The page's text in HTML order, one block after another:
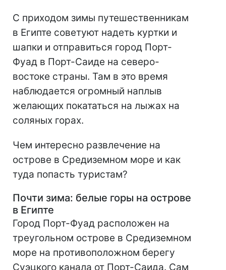
С приходом зимы путешественникам
в Египте советуют надеть куртки и
шапки и отправиться город Порт-
Фуад в Порт-Саиде на северо-
востоке страны. Там в это время
наблюдается огромный наплыв
желающих покататься на лыжах на
соляных горах.
Чем интересно развлечение на
острове в Средиземном море и как
туда попасть туристам?
Почти зима: белые горы на острове
в Египте
Город Порт-Фуад расположен на
треугольном острове в Средиземном
море на противоположном берегу
Суэцкого канала от Порт-Саида. Сам